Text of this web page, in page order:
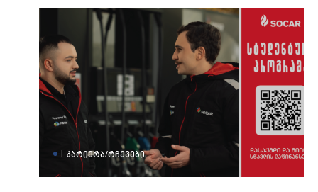
| ᲙᲐᲠᲘᲔᲠᲐ/ᲠᲩᲔᲕᲔᲑᲘ